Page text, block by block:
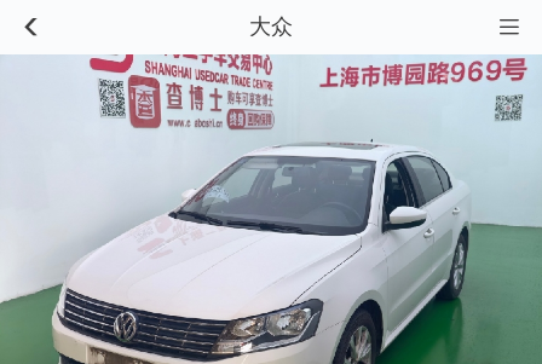
 大众 